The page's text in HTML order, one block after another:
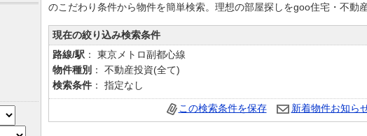
のこだわり条件から物件を簡単検索。理想の部屋探しをgoo住宅・不動
現在の絞り込み検索条件
路線/駅 ： 東京メトロ副都心線
物件種別 ： 不動産投資(全て)
検索条件 ： 指定なし
この検索条件を保存 新着物件お知ら